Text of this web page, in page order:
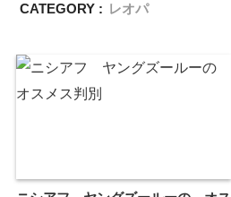
CATEGORY : レオパ